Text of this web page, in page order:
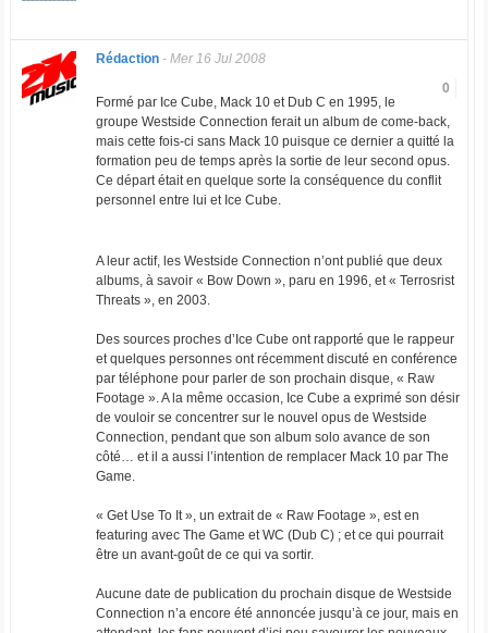
Rédaction- Mer 16 Jul 2008
0
Formé par Ice Cube, Mack 10 et Dub C en 1995, le
groupe Westside Connection ferait un album de come-back,
mais cette fois-ci sans Mack 10 puisque ce dernier a quitté la
formation peu de temps après la sortie de leur second opus.
Ce départ était en quelque sorte la conséquence du conflit
personnel entre lui et Ice Cube.
A leur actif, les Westside Connection n’ont publié que deux
albums, à savoir « Bow Down », paru en 1996, et « Terrosrist
Threats », en 2003.
Des sources proches d’Ice Cube ont rapporté que le rappeur
et quelques personnes ont récemment discuté en conférence
par téléphone pour parler de son prochain disque, « Raw
Footage ». A la même occasion, Ice Cube a exprimé son désir
de vouloir se concentrer sur le nouvel opus de Westside
Connection, pendant que son album solo avance de son
côté… et il a aussi l’intention de remplacer Mack 10 par The
Game.
« Get Use To It », un extrait de « Raw Footage », est en
featuring avec The Game et WC (Dub C) ; et ce qui pourrait
être un avant-goût de ce qui va sortir.
Aucune date de publication du prochain disque de Westside
Connection n’a encore été annoncée jusqu’à ce jour, mais en